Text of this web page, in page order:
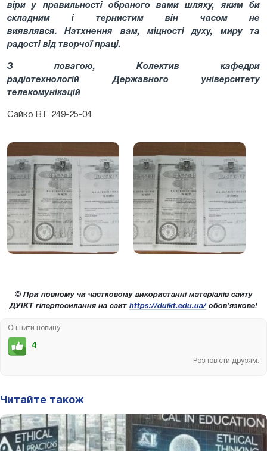
віри у правильності обраного вами шляху, яким би
складним і тернистим він часом не
виявлявся.Натхнення вам, міцності духу, миру та
радості від творчої праці.
З повагою, Колектив кафедри
радіотехнологійДержавного університету
телекомунікацій
Сайко В.Г. 249-25-04
© При повному чи частковому використанні матеріалів сайту
ДУІКТ гіперпосилання на сайт https://duikt.edu.ua/обов'язкове!
Оцінити новину:
4
Розповісти друзям:
Читайте також